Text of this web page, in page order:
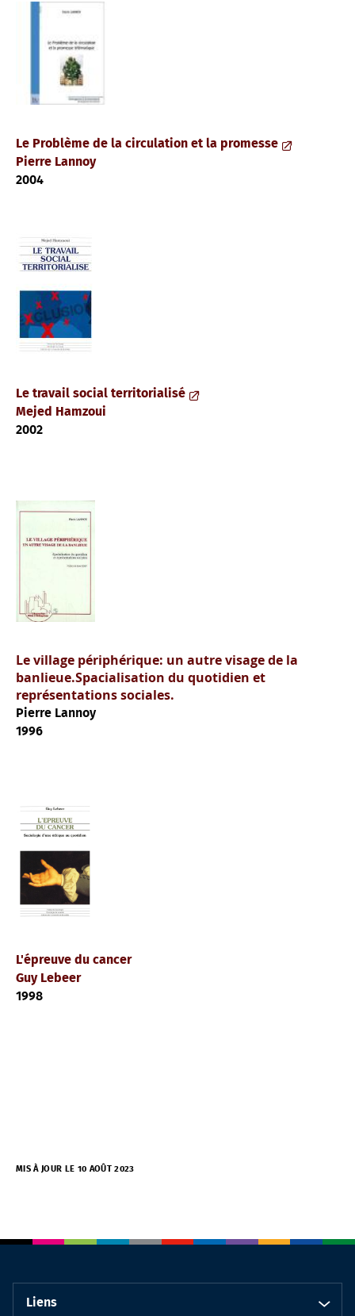
Le Problème de la circulation et la promesse
Pierre Lannoy
2004
Le travail social territorialisé
Mejed Hamzoui
2002
Le village périphérique: un autre visage de la
banlieue.Spacialisation du quotidien et
représentations sociales.
Pierre Lannoy
1996
L'épreuve du cancer
Guy Lebeer
1998
MIS À JOUR LE 10 AOÛT 2023
Liens